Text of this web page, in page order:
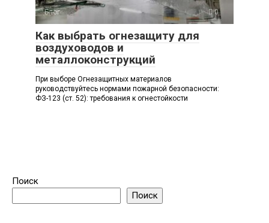
Блог 0
Как выбрать огнезащиту для
воздуховодов и
металлоконструкций
При выборе Огнезащитных материалов
руководствуйтесь нормами пожарной безопасности:
ФЗ-123 (ст. 52): требования к огнестойкости
Поиск
Поиск